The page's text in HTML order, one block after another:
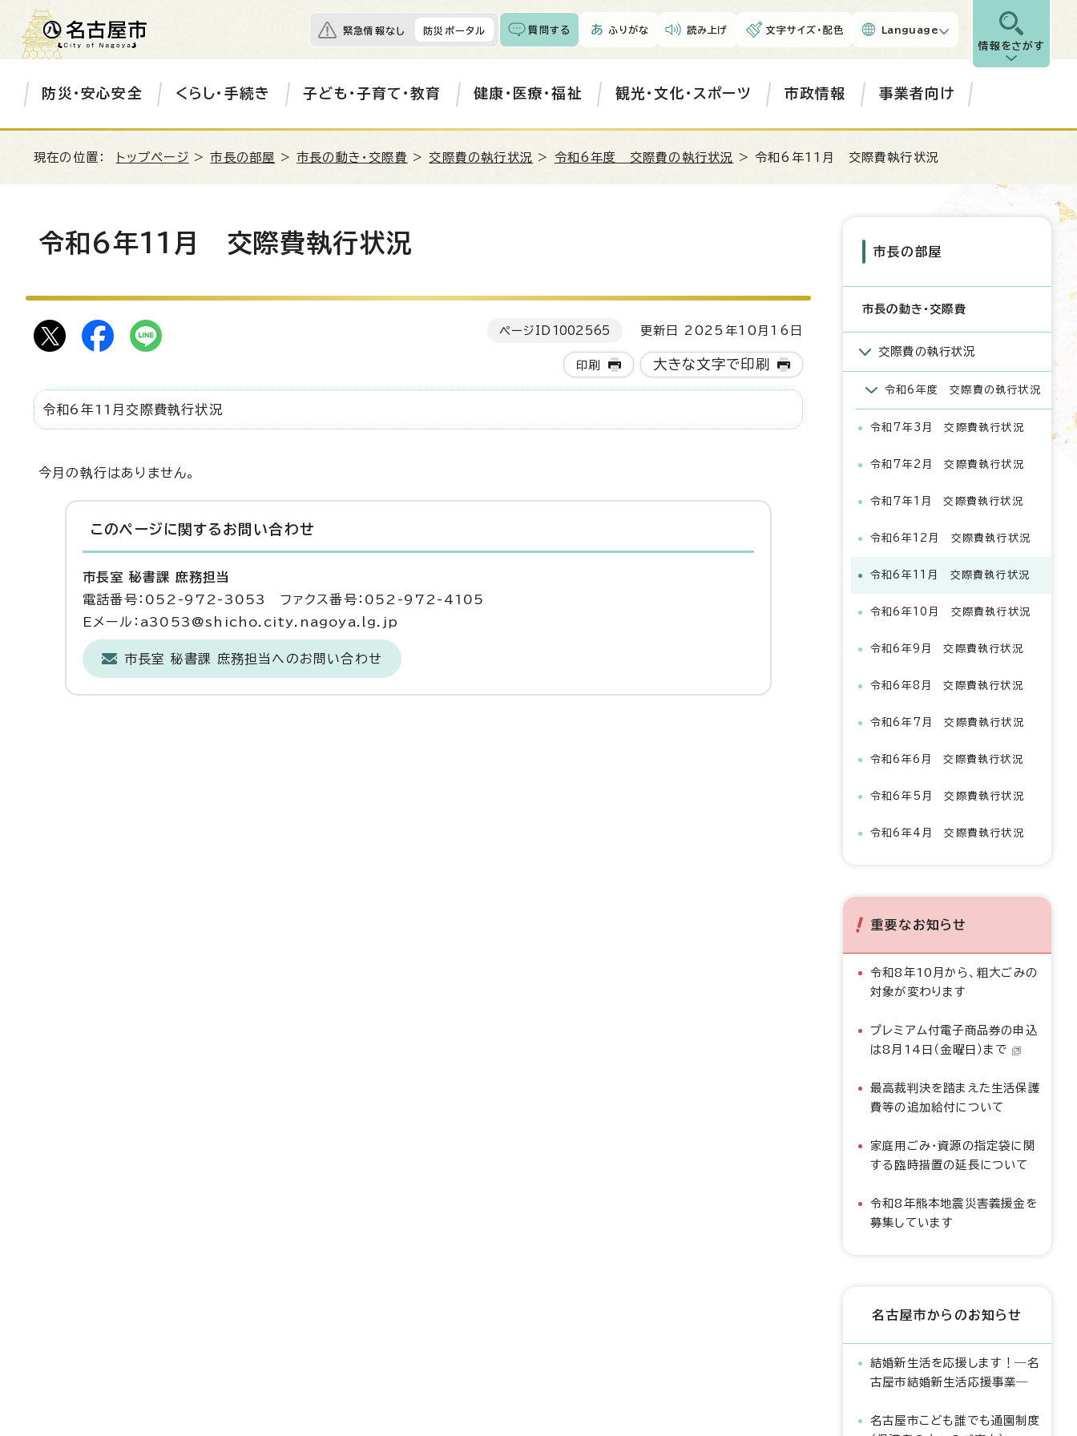
緊急情報なし 防災ポータル 質問する ふりがな 読み上げ 文字サイズ・配色 Language
情報をさがす
防災・安心安全 くらし・手続き 子ども・子育て・教育 健康・医療・福祉 観光・文化・スポーツ 市政情報 事業者向け
現在の位置： トップページ >市長の部屋 >市長の動き・交際費 > 交際費の執行状況 > 令和6年度 交際費の執行状況 > 令和6年11月 交際費執行状況
令和6年11月 交際費執行状況
ページID 1002565 更新日 2025年10月16日
印刷 大きな文字で印刷
令和6年11月交際費執行状況
今月の執行はありません。
このページに関する お問い合わせ
市長室 秘書課 庶務担当
電話番号：052-972-3053 ファクス番号：052-972-4105
Eメール：a3053@shicho.city.nagoya.lg.jp
市長室 秘書課 庶務担当へのお問い合わせ
市長の部屋
市長の動き・交際費
交際費の執行状況
令和6年度 交際費の執行状況
令和7年3月 交際費執行状況
令和7年2月 交際費執行状況
令和7年1月 交際費執行状況
令和6年12月 交際費執行状況
令和6年11月 交際費執行状況
令和6年10月 交際費執行状況
令和6年9月 交際費執行状況
令和6年8月 交際費執行状況
令和6年7月 交際費執行状況
令和6年6月 交際費執行状況
令和6年5月 交際費執行状況
令和6年4月 交際費執行状況
重要なお知らせ
令和8年10月から、粗大ごみの
対象が変わります
プレミアム付電子商品券の申込
は8月14日（金曜日）まで
最高裁判決を踏まえた生活保護
費等の追加給付について
家庭用ごみ・資源の指定袋に関
する臨時措置の延長について
令和8年熊本地震災害義援金を
募集しています
名古屋市からのお知らせ
結婚新生活を応援します！―名
古屋市結婚新生活応援事業―
名古屋市こども誰でも通園制度